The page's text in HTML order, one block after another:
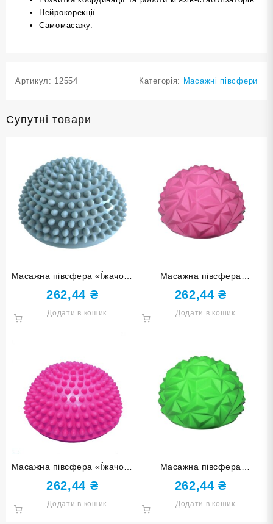
Нейрокорекції.
Самомасажу.
Артикул: 12554 Категорія: Масажні півсфери
Супутні товари
Масажна півсфера «Їжачок»
сіра YJ-D2-grey
262,44 ₴
Додати в кошик
Масажна півсфера
“Кристал” фуксія YJ-D3-МА
262,44₴
Додати в кошик
Масажна півсфера «Їжачок»
фуксія YJ-D2-rose red
262,44 ₴
Додати в кошик
Масажна півсфера
“Кристал” салатова YJ-D3-
СА
262,44₴
Додати в кошик